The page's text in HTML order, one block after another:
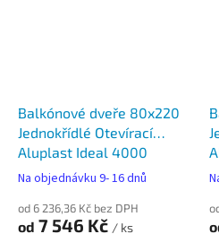
Balkónové dveře 80x220
Jednokřídlé Otevírací
Aluplast Ideal 4000
Na objednávku 9- 16 dnů
od 6 236,36 Kč bez DPH
od 7 546 Kč / ks